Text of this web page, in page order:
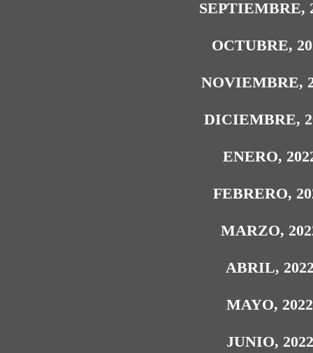
SEPTIEMBRE,
OCTUBRE,
NOVIEMBRE,
DICIEMBRE,
ENERO,
FEBRERO,
MARZO,
ABRIL,
MAYO, 2022
JUNIO, 2022